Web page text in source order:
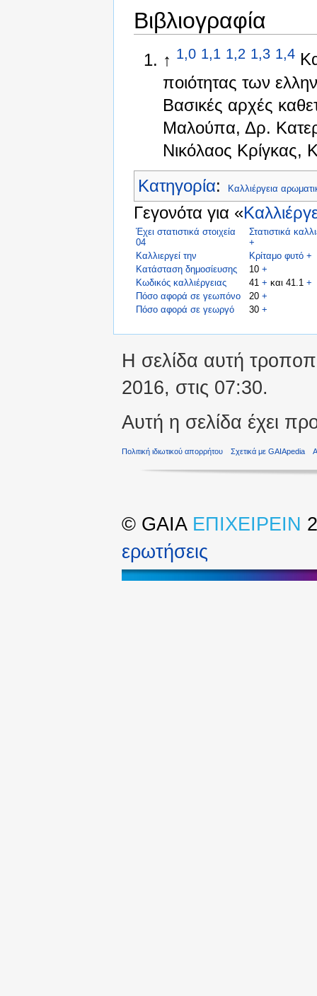
Βιβλιογραφία
↑ 1,0 1,1 1,2 1,3 1,4
ποιότητας των
Βασικές αρχές
Μαλούπα, Δρ.
Νικόλαος Κρίγκας,
Κατηγορία: Καλλιέργεια
Γεγονότα για «
Έχει στατιστικά στοιχεία
04
Στατιστικά
+
Καλλιεργεί την
Κρίταμο φυτό +
Κατάσταση δημοσίευσης
10 +
Κωδικός καλλιέργειας
41 + και 41.1 +
Πόσο αφορά σε γεωπόνο
20 +
Πόσο αφορά σε γεωργό
30 +
Η σελίδα αυτή
2016, στις 07:30.
Αυτή η σελίδα έχει
Πολιτική ιδιωτικού απορρήτου Σχετικά με GAIApedia
© GAIA ΕΠΙΧΕΙΡΕΙΝ
ερωτήσεις